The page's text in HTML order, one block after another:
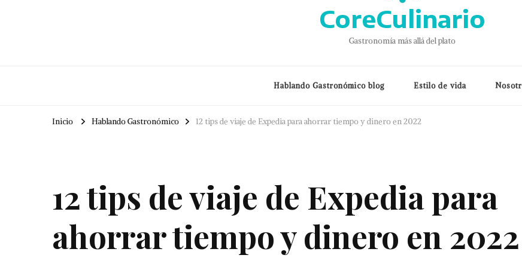
CoreCulinario
Gastronomía más allá del plato
Hablando Gastronómico blog Estilo de vida
Inicio Hablando Gastronómico 12 tips de viaje de Expedia para ahorrar tiempo y dinero en 2022
12 tips de viaje de Expedia para
ahorrar tiempo y dinero en 2022